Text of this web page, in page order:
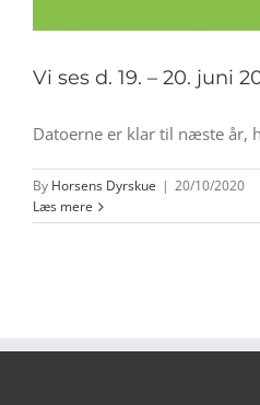
Vi ses d. 19. – 20. juni
Datoerne er klar til næste år,
By Horsens Dyrskue | 20/10/2020
Læs mere